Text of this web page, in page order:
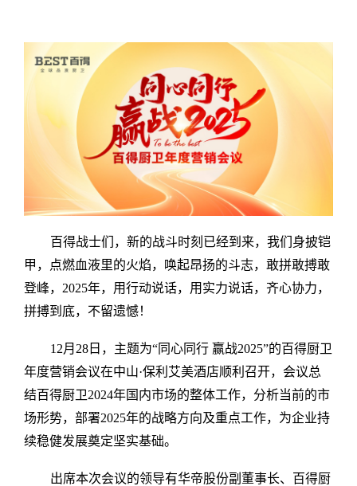
百得战士们，新的战斗时刻已经到来，我们身披铠
甲，点燃血液里的火焰，唤起昂扬的斗志，敢拼敢搏敢
登峰，2025年，用行动说话，用实力说话，齐心协力，
拼搏到底，不留遗憾！
12月28日，主题为“同心同行 赢战2025”的百得厨卫
年度营销会议在中山·保利艾美酒店顺利召开，会议总
结百得厨卫2024年国内市场的整体工作，分析当前的市
场形势，部署2025年的战略方向及重点工作，为企业持
续稳健发展奠定坚实基础。
出席本次会议的领导有华帝股份副董事长、百得厨